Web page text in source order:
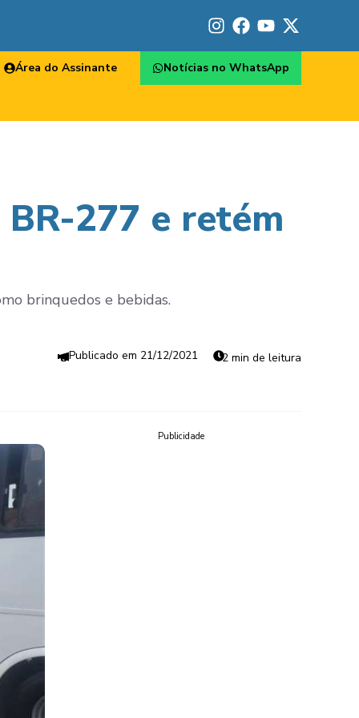
Área do Assinante Notícias no WhatsApp
277 e retém
brinquedos e bebidas.
21/12/2021 2 min de leitura
Publicidade